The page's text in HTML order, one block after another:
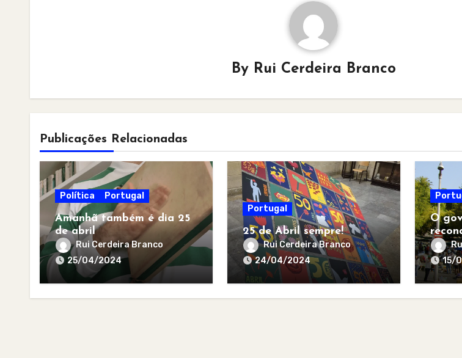
By Rui Cerdeira Branco
Publicações Relacionadas
Política Portugal
Amanhã também é dia 25
de abril
Rui Cerdeira Branco
25/04/2024
Portugal
25 de Abril sempre!
Rui Cerdeira Branco
24/04/2024
O
15/